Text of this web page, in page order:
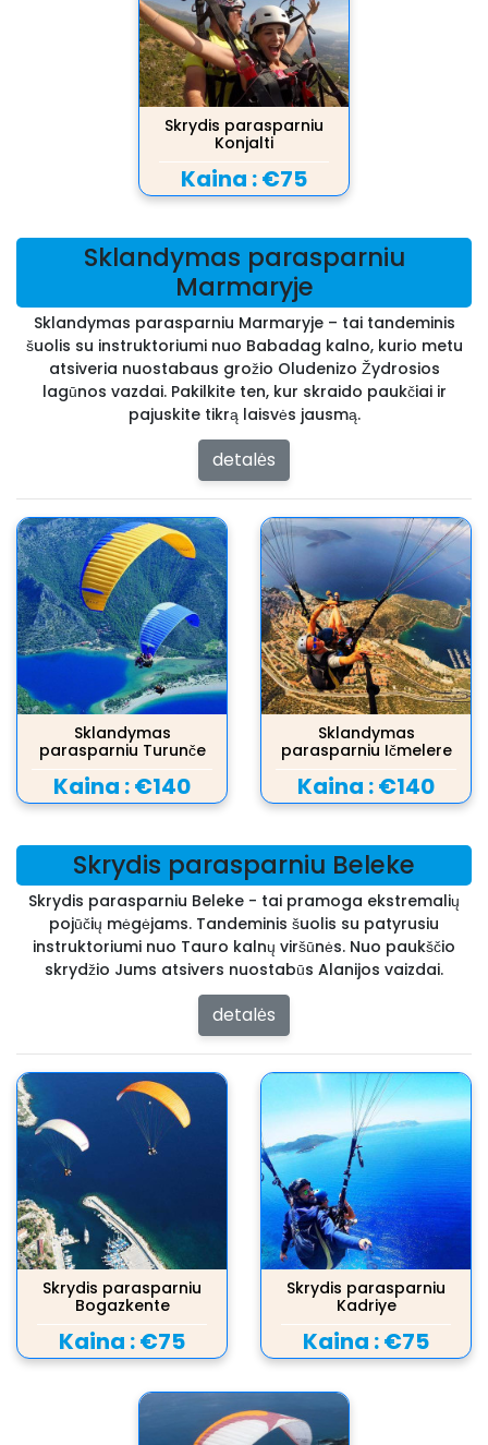
Skrydis parasparniu
Konjalti
Kaina :€75
Sklandymas parasparniu
Marmaryje
Sklandymas parasparniu Marmaryje – tai tandeminis
šuolis su instruktoriumi nuo Babadag kalno, kurio metu
atsiveria nuostabaus grožio Oludenizo Žydrosios
lagūnos vazdai. Pakilkite ten, kur skraido paukčiai ir
pajuskite tikrą laisvės jausmą.
detalės
Sklandymas
parasparniu Turunče
Kaina :€140
Sklandymas
parasparniu Ičmelere
Kaina :€140
Skrydis parasparniu Beleke
Skrydis parasparniu Beleke - tai pramoga ekstremalių
pojūčių mėgėjams. Tandeminis šuolis su patyrusiu
instruktoriumi nuo Tauro kalnų viršūnės. Nuo paukščio
skrydžio Jums atsivers nuostabūs Alanijos vaizdai.
detalės
Skrydis parasparniu
Bogazkente
Kaina :€75
Skrydis parasparniu
Kadriye
Kaina :€75